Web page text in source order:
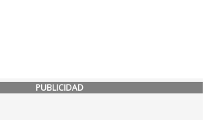
PUBLICIDAD